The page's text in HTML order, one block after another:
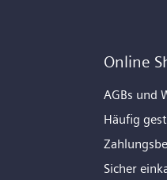
Online
AGBs und
Häufig
Sicher